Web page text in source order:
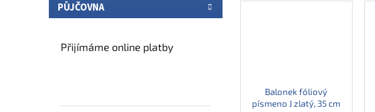
PŮJČOVNA
Přijímáme online platby
Balonek fóliový
písmeno J zlatý, 35 cm